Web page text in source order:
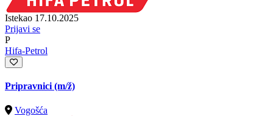
Istekao 17.10.2025
Prijavi se
P
Hifa-Petrol
Pripravnici(m/ž)
Vogošća